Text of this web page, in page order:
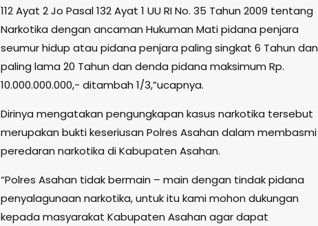
112 Ayat 2 Jo Pasal 132 Ayat 1 UU RI No. 35 Tahun 2009 tentang
Narkotika dengan ancaman Hukuman Mati pidana penjara
seumur hidup atau pidana penjara paling singkat 6 Tahun dan
paling lama 20 Tahun dan denda pidana maksimum Rp.
10.000.000.000,- ditambah 1/3,”ucapnya.
Dirinya mengatakan pengungkapan kasus narkotika tersebut
merupakan bukti keseriusan Polres Asahan dalam membasmi
peredaran narkotika di Kabupaten Asahan.
“Polres Asahan tidak bermain – main dengan tindak pidana
penyalagunaan narkotika, untuk itu kami mohon dukungan
kepada masyarakat Kabupaten Asahan agar dapat